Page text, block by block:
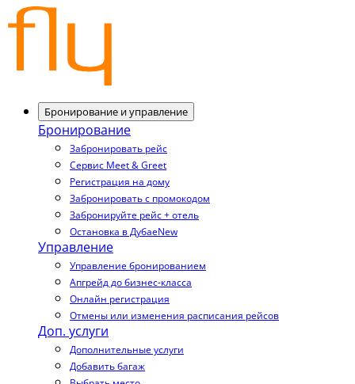
Бронирование и управление
Бронирование
Забронировать рейс
Сервис Meet & Greet
Регистрация на дому
Забронировать с промокодом
Забронируйте рейс + отель
Остановка в ДубаеNew
Управление
Управление бронированием
Апгрейд до бизнес-класса
Онлайн регистрация
Отмены или изменения расписания рейсов
Доп. услуги
Дополнительные услуги
Добавить багаж